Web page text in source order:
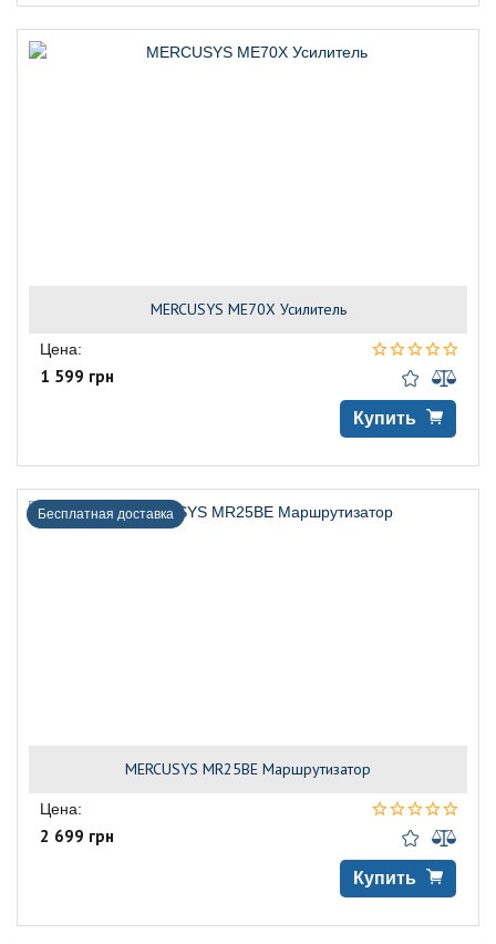
MERCUSYS ME70X Усилитель
Цена:
1 599 грн
Купить
Бесплатная доставка
MERCUSYS MR25BE Маршрутизатор
Цена:
2 699 грн
Купить